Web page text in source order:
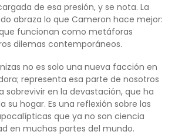
de esa presión, y se nota. La
abraza lo que Cameron hace mejor:
funcionan como metáforas
dilemas contemporáneos.
no es solo una nueva facción en
representa esa parte de nosotros
sobrevivir en la devastación, que ha
su hogar. Es una reflexión sobre las
que ya no son ciencia
en muchas partes del mundo.